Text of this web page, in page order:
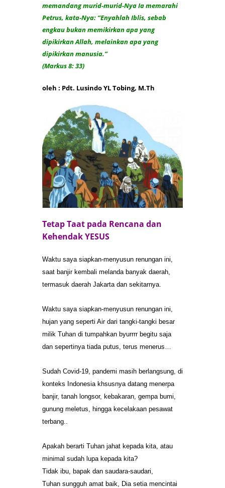
memandang murid-murid-Nya Ia memarahi
Petrus, kata-Nya: “Enyahlah Iblis, sebab
engkau bukan memikirkan apa yang
dipikirkan Allah, melainkan apa yang
dipikirkan manusia.”
(Markus 8: 33)
oleh : Pdt. Lusindo YL Tobing, M.Th
Tetap Taat pada Rencana dan
Kehendak YESUS
Waktu saya siapkan-menyusun renungan ini,
saat banjir kembali melanda banyak daerah,
termasuk daerah Jakarta dan sekitarnya.
Waktu saya siapkan-menyusun renungan ini,
hujan yang seperti Air dari tangki-tangki besar
milik Tuhan di tumpahkan byurrrr begitu saja
dan sepertinya tiada putus, terus menerus…
Sudah Covid-19, pandemi masih berlangsung, di
konteks Indonesia khsusnya datang menerpa
banjir, tanah longsor, kebakaran, gempa bumi,
gunung meletus, hingga kecelakaan pesawat
terbang..
Apakah berarti Tuhan jahat kepada kita, atau
minimal sudah lupa kepada kita?
Tidak ibu, bapak dan saudara-saudari,
Tuhan sungguh amat baik, Dia setia mencintai